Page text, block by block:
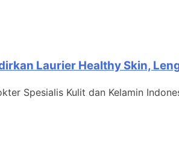
Laurier Healthy Skin,
Spesialis Kulit dan Kelamin